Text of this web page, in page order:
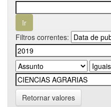
Filtros correntes:
Retornar valores